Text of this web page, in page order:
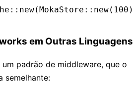
:: new(MokaStore :: new( 100
em Outras Linguagens
um padrão de middleware, que o
semelhante: